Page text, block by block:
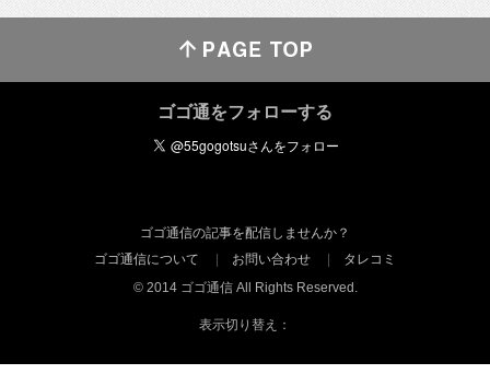
ゴゴ通をフォローする
ゴゴ通信の記事を配信しませんか？
ゴゴ通信について
お問い合わせ
タレコミ
© 2014 ゴゴ通信 All Rights Reserved.
表示切り替え：